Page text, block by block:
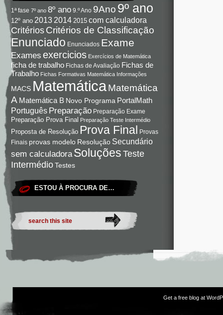
1ª fase 7º ano 8º ano 9.º Ano 9Ano 9º ano
12º ano 2013 2014 2015 com calculadora
Critérios Critérios de Classificação
Enunciado Enunciados Exame
Exames exercicios Exercícios de Matemática
ficha de trabalho Fichas de Avaliação Fichas de
Trabalho Fichas Formativas Matemática Informações
MACS Matemática Matemática
A Matemática B Novo Programa PortalMath
Português Preparação Preparação Exame
Preparação Prova Final Preparação Teste Intermédio
Proposta de Resolução Prova Final Provas
Finais provas modelo Resolução Secundário
sem calculadora Soluções Teste
IntermédioTestes
ESTOU À PROCURA DE…
Get a free blog at